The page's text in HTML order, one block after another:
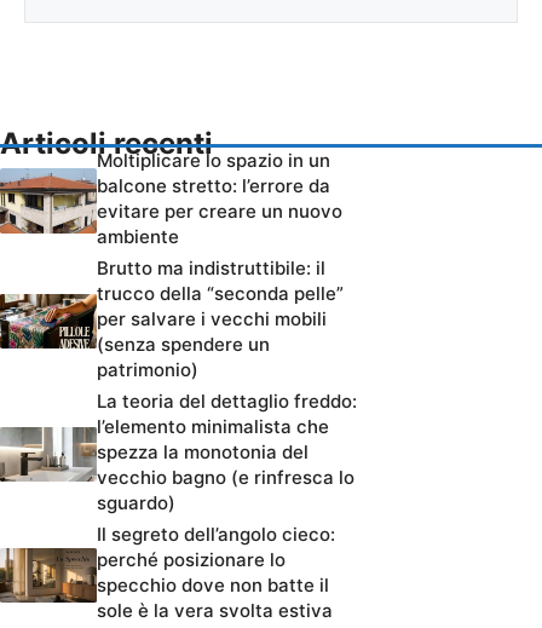
Articoli recenti
Moltiplicare lo spazio in un
balcone stretto: l’errore da
evitare per creare un nuovo
ambiente
Brutto ma indistruttibile: il
trucco della “seconda pelle”
per salvare i vecchi mobili
(senza spendere un
patrimonio)
La teoria del dettaglio freddo:
l’elemento minimalista che
spezza la monotonia del
vecchio bagno (e rinfresca lo
sguardo)
Il segreto dell’angolo cieco:
perché posizionare lo
specchio dove non batte il
sole è la vera svolta estiva